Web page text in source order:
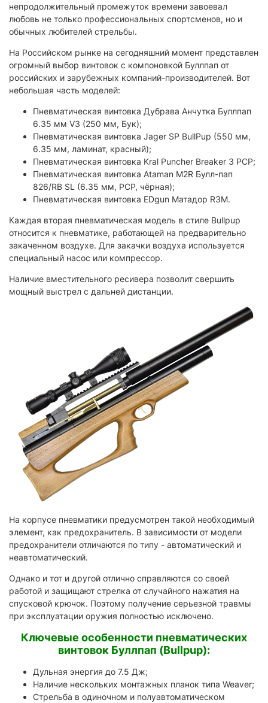
непродолжительный промежуток времени завоевал
любовь не только профессиональных спортсменов, но и
обычных любителей стрельбы.
На Российском рынке на сегодняшний момент представлен
огромный выбор винтовок с компоновкой Буллпап от
российских и зарубежных компаний-производителей. Вот
небольшая часть моделей:
Пневматическая винтовка Дубрава Анчутка Буллпап
6.35 мм V3 (250 мм, Бук);
Пневматическая винтовка Jager SP BullPup (550 мм,
6.35 мм, ламинат, красный);
Пневматическая винтовка Kral Puncher Breaker 3 PCP;
Пневматическая винтовка Ataman M2R Булл-пап
826/RB SL (6.35 мм, PCP, чёрная);
Пневматическая винтовка EDgun Матадор R3M.
Каждая вторая пневматическая модель в стиле Bullpup
относится к пневматике, работающей на предварительно
закаченном воздухе. Для закачки воздуха используется
специальный насос или компрессор.
Наличие вместительного ресивера позволит свершить
мощный выстрел с дальней дистанции.
На корпусе пневматики предусмотрен такой необходимый
элемент, как предохранитель. В зависимости от модели
предохранители отличаются по типу - автоматический и
неавтоматический.
Однако и тот и другой отлично справляются со своей
работой и защищают стрелка от случайного нажатия на
спусковой крючок. Поэтому получение серьезной травмы
при эксплуатации оружия полностью исключено.
Ключевые особенности пневматических
винтовок Буллпап (Bullpup):
Дульная энергия до 7.5 Дж;
Наличие нескольких монтажных планок типа Weaver;
Стрельба в одиночном и полуавтоматическом